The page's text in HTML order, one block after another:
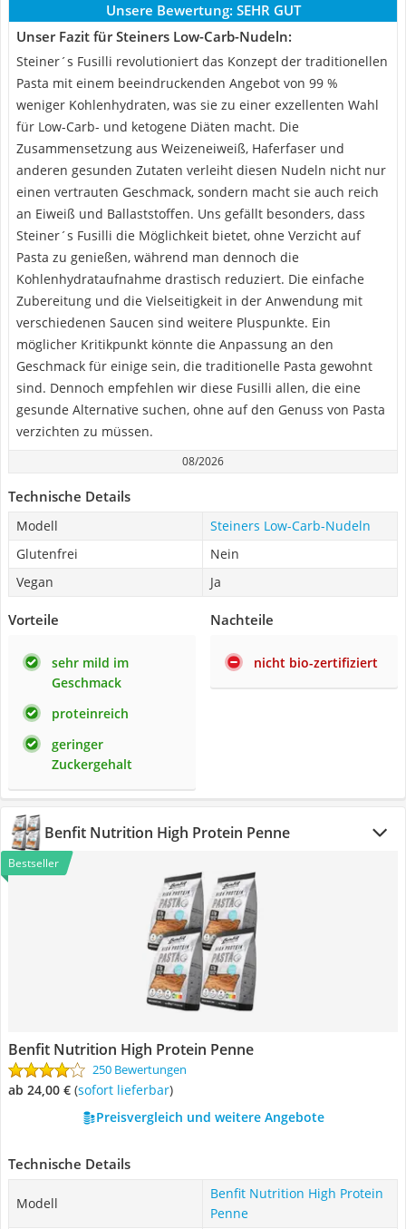
Unsere Bewertung: SEHR GUT
Unser Fazit für Steiners Low-Carb-Nudeln:
Steiner´s Fusilli revolutioniert das Konzept der traditionellen
Pasta mit einem beeindruckenden Angebot von 99 %
weniger Kohlenhydraten, was sie zu einer exzellenten Wahl
für Low-Carb- und ketogene Diäten macht. Die
Zusammensetzung aus Weizeneiweiß, Haferfaser und
anderen gesunden Zutaten verleiht diesen Nudeln nicht nur
einen vertrauten Geschmack, sondern macht sie auch reich
an Eiweiß und Ballaststoffen. Uns gefällt besonders, dass
Steiner´s Fusilli die Möglichkeit bietet, ohne Verzicht auf
Pasta zu genießen, während man dennoch die
Kohlenhydrataufnahme drastisch reduziert. Die einfache
Zubereitung und die Vielseitigkeit in der Anwendung mit
verschiedenen Saucen sind weitere Pluspunkte. Ein
möglicher Kritikpunkt könnte die Anpassung an den
Geschmack für einige sein, die traditionelle Pasta gewohnt
sind. Dennoch empfehlen wir diese Fusilli allen, die eine
gesunde Alternative suchen, ohne auf den Genuss von Pasta
verzichten zu müssen.
08/2026
Technische Details
Modell
Steiners Low-Carb-Nudeln
Glutenfrei
Nein
Vegan
Ja
Vorteile
sehr mild im
Geschmack
proteinreich
geringer
Zuckergehalt
Nachteile
nicht bio-zertifiziert
Benfit Nutrition High Protein Penne
Bestseller
Benfit Nutrition High Protein Penne
250 Bewertungen
ab 24,00 € ( Sofort lieferbar)
Preisvergleich und weitere Angebote
Technische Details
Modell
Benfit Nutrition High Protein
Penne